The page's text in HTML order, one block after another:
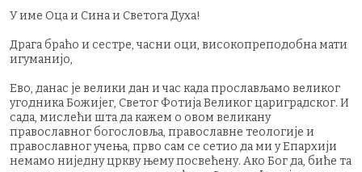
У име Оца и Сина и Светога Духа!
Драга браћо и сестре, часни оци, високопреподобна мати
игуманијо,
Ево, данас је велики дан и час када прослављамо великог
угодника Божијег, Светог Фотија Великог цариградског. И
сада, мислећи шта да кажем о овом великану
православног богословља, православне теологије и
православног учења, прво сам се сетио да ми у Епархији
немамо ниједну цркву њему посвећену. Ако Бог да, биће та